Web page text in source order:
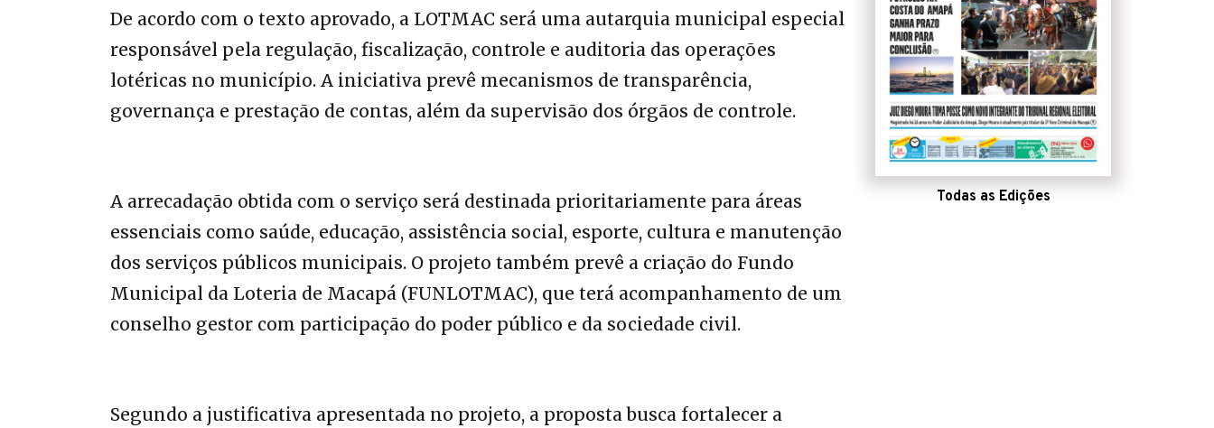
De acordo com o texto aprovado, a LOTMAC será uma autarquia municipal especial
responsável pela regulação, fiscalização, controle e auditoria das operações
lotéricas no município. A iniciativa prevê mecanismos de transparência,
governança e prestação de contas, além da supervisão dos órgãos de controle.
A arrecadação obtida com o serviço será destinada prioritariamente para áreas
essenciais como saúde, educação, assistência social, esporte, cultura e manutenção
dos serviços públicos municipais. O projeto também prevê a criação do Fundo
Municipal da Loteria de Macapá (FUNLOTMAC), que terá acompanhamento de um
conselho gestor com participação do poder público e da sociedade civil.
Segundo a justificativa apresentada no projeto, a proposta busca fortalecer a
Todas as Edições